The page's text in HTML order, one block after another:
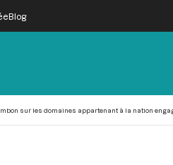
Blog
sur les domaines appartenant à la nation